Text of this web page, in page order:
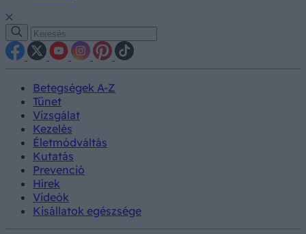
Betegségek A-Z
Tünet
Vizsgálat
Kezelés
Életmódváltás
Kutatás
Prevenció
Hírek
Videók
Kisállatok egészsége